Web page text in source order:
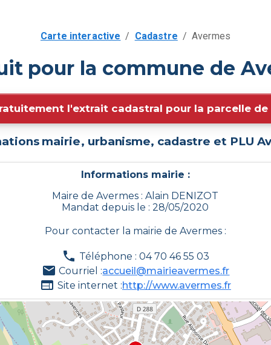
Carte interactive / Cadastre / Avermes
pour la commune de
l'extrait cadastral pour la parcelle de
mairie, urbanisme, cadastre et PLU
Informations mairie :
Maire de Avermes : Alain DENIZOT
Mandat depuis le : 28/05/2020
Pour contacter la mairie de Avermes :
Téléphone : 04 70 46 55 03
Courriel :accueil@mairieavermes.fr
Site internet :http://www.avermes.fr